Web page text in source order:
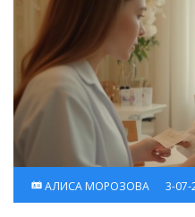
АЛИСА МОРОЗОВА 3-07-